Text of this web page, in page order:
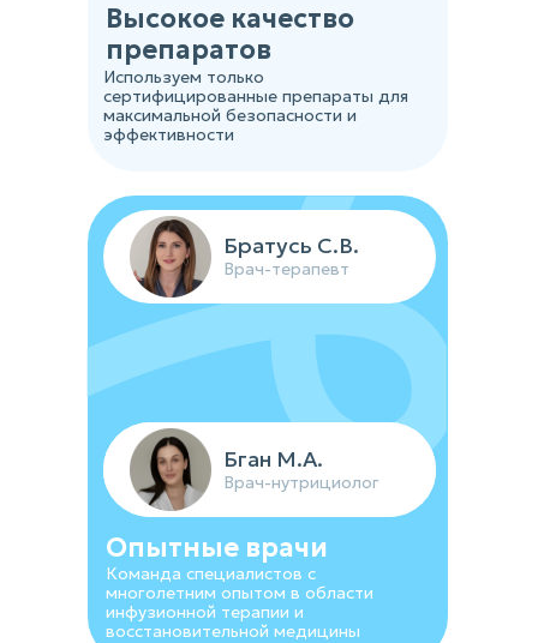
Высокое качество
препаратов
Используем только
сертифицированные препараты для
максимальной безопасности и
эффективности
Опытные врачи
Команда специалистов с
многолетним опытом в области
инфузионной терапии и
восстановительной медицины
Устинова К.Б.
Врач-косметолог
Братусь С.В.
Врач-терапевт
Бган М.А.
Врач-нутрициолог